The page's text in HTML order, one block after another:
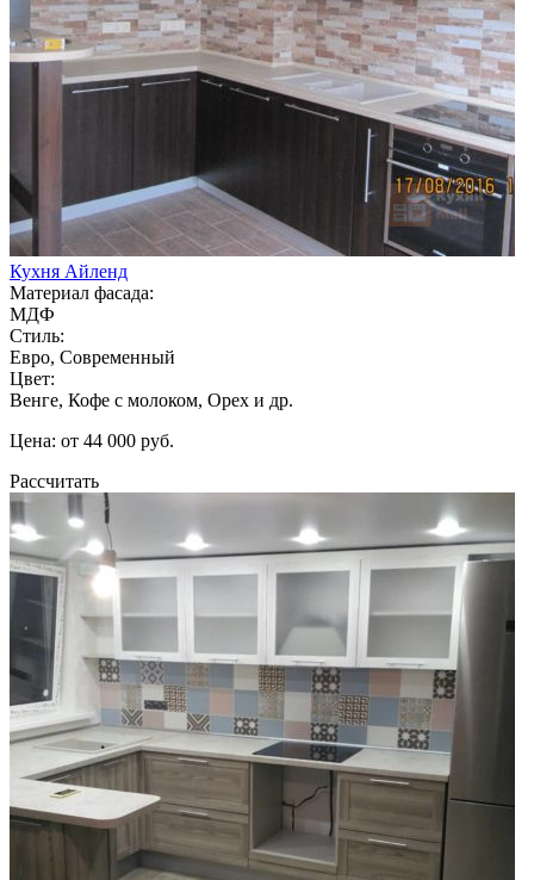
Кухня Айленд
Материал фасада:
МДФ
Стиль:
Евро, Современный
Цвет:
Венге, Кофе с молоком, Орех и др.
Цена: от 44 000 руб.
Рассчитать